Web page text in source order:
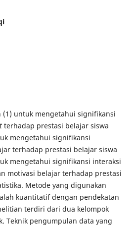
untuk mengetahui signifikansi
terhadap prestasi belajar siswa
mengetahui signifikansi
terhadap prestasi belajar siswa
mengetahui signifikansi interaksi
motivasi belajar terhadap prestasi
Metode yang digunakan
kuantitatif dengan pendekatan
terdiri dari dua kelompok
Teknik pengumpulan data yang